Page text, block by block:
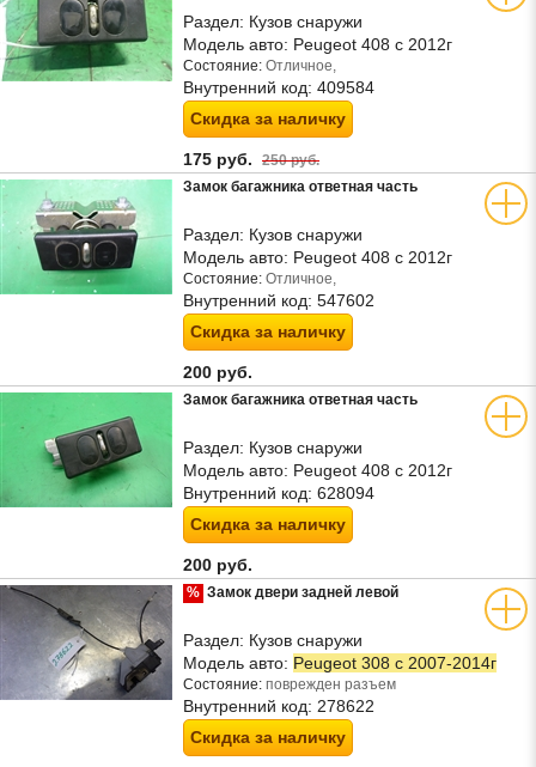
Раздел: Кузов снаружи
Модель авто: Peugeot 408 с 2012г
Состояние: Отличное,
Внутренний код: 409584
Скидка за наличку
175 руб. 250 руб.
Замок багажника ответная часть
Раздел: Кузов снаружи
Модель авто: Peugeot 408 с 2012г
Состояние: Отличное,
Внутренний код: 547602
Скидка за наличку
200 руб.
Замок багажника ответная часть
Раздел: Кузов снаружи
Модель авто: Peugeot 408 с 2012г
Внутренний код: 628094
Скидка за наличку
200 руб.
% Замок двери задней левой
Раздел: Кузов снаружи
Модель авто: Peugeot 308 с 2007-2014г
Состояние: поврежден разъем
Внутренний код: 278622
Скидка за наличку